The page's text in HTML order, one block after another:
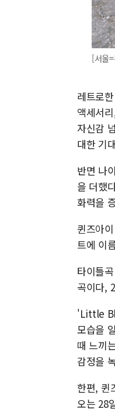
[서울
레트로
액세서
자신감
대한 기
반면 나
을 더했
화력을
퀸즈아
트에 이
타이틀
곡이다,
'Little
모습을
때 느끼
감정을
한편, 퀸
오는 28